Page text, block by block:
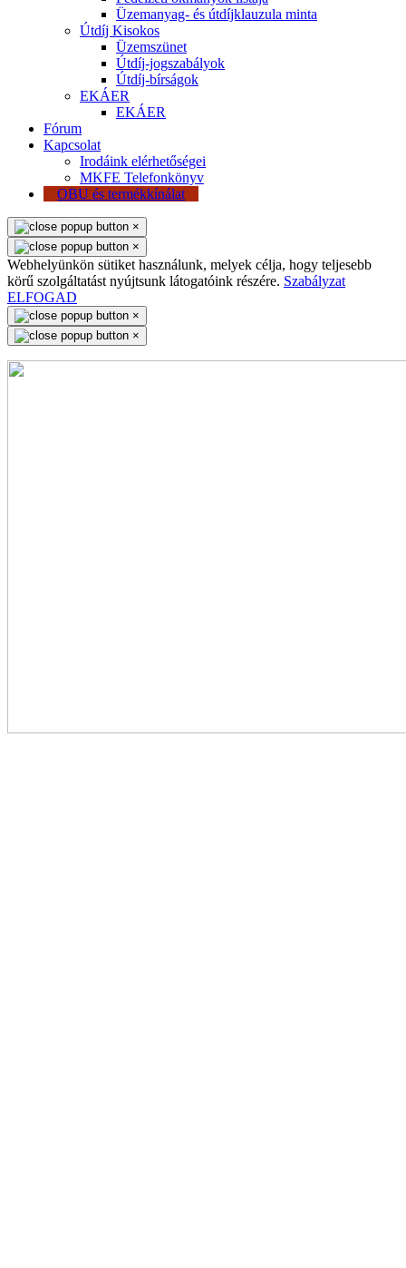
Üzemanyag- és útdíjklauzula minta
Útdíj Kisokos
Üzemszünet
Útdíj-jogszabályok
Útdíj-bírságok
EKÁER
EKÁER
Fórum
Kapcsolat
Irodáink elérhetőségei
MKFE Telefonkönyv
OBU és termékkínálat
×
×
Webhelyünkön sütiket használunk, melyek célja, hogy teljesebb
körű szolgáltatást nyújtsunk látogatóink részére. Szabályzat
ELFOGAD
×
×